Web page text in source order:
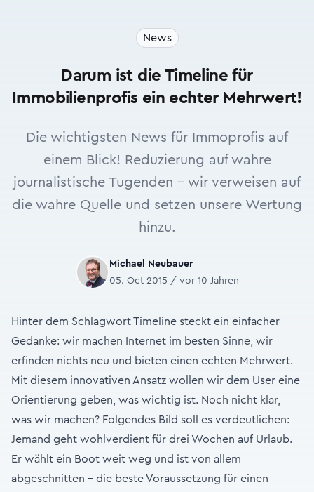
News
Darum ist die Timeline für
Immobilienprofis ein echter Mehrwert!
Die wichtigsten News für Immoprofis auf
einem Blick! Reduzierung auf wahre
journalistische Tugenden - wir verweisen auf
die wahre Quelle und setzen unsere Wertung
hinzu.
Michael Neubauer
05. Oct 2015 / vor 10 Jahren
Hinter dem Schlagwort Timeline steckt ein einfacher
Gedanke: wir machen Internet im besten Sinne, wir
erfinden nichts neu und bieten einen echten Mehrwert.
Mit diesem innovativen Ansatz wollen wir dem User eine
Orientierung geben, was wichtig ist. Noch nicht klar,
was wir machen? Folgendes Bild soll es verdeutlichen:
Jemand geht wohlverdient für drei Wochen auf Urlaub.
Er wählt ein Boot weit weg und ist von allem
abgeschnitten – die beste Voraussetzung für einen